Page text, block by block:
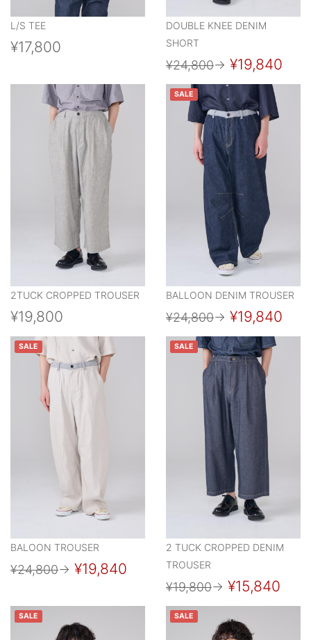
L/S TEE
¥17,800
DOUBLE KNEE DENIM
SHORT
¥24,800→ ¥19,840
2TUCK CROPPED TROUSER
¥19,800
SALE
BALLOON DENIM TROUSER
¥24,800→ ¥19,840
SALE
BALOON TROUSER
¥24,800→ ¥19,840
SALE
2 TUCK CROPPED DENIM
TROUSER
¥19,800→ ¥15,840
SALE SALE